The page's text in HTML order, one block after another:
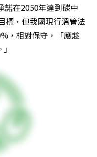
諾在2050年達到碳中
標，但我國現行溫管法
，相對保守，「應趁